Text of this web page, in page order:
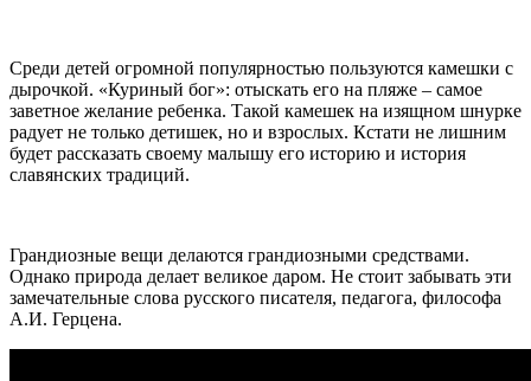
Среди детей огромной популярностью пользуются камешки с
дырочкой. «Куриный бог»: отыскать его на пляже – самое
заветное желание ребенка. Такой камешек на изящном шнурке
радует не только детишек, но и взрослых. Кстати не лишним
будет рассказать своему малышу его историю и история
славянских традиций.
Грандиозные вещи делаются грандиозными средствами.
Однако природа делает великое даром. Не стоит забывать эти
замечательные слова русского писателя, педагога, философа
А.И. Герцена.